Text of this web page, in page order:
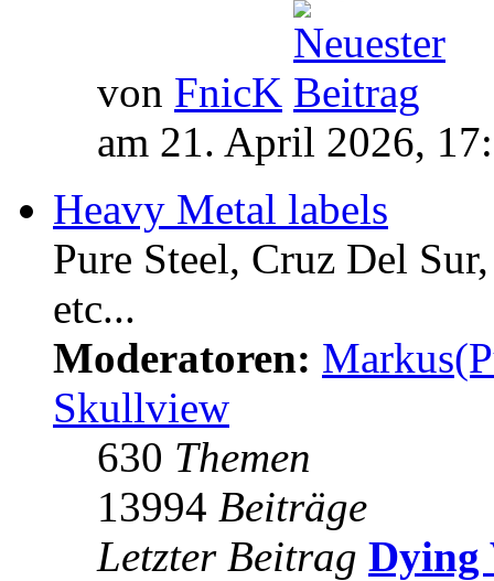
von FnicK
am 21. April 2026,
Heavy Metal labels
Pure Steel, Cruz Del
etc...
Moderatoren:
Skullview
630 Themen
13994 Beiträge
Letzter Beitrag Dying